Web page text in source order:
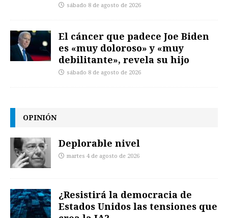
sábado 8 de agosto de 2026
El cáncer que padece Joe Biden
es «muy doloroso» y «muy
debilitante», revela su hijo
sábado 8 de agosto de 2026
OPINIÓN
Deplorable nivel
martes 4 de agosto de 2026
¿Resistirá la democracia de
Estados Unidos las tensiones que